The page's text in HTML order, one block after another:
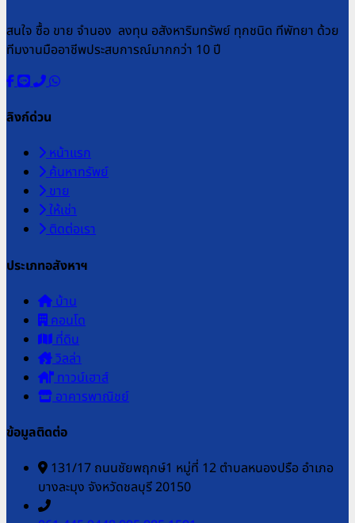
สนใจ ซื้อ ขาย จำนอง ลงทุน อสังหาริมทรัพย์ ทุกชนิด ทีพัทยา ด้วย
ทีมงานมืออาชีพประสบการณ์มากกว่า 10 ปี
ลิงก์ด่วน
หน้าแรก
ค้นหาทรัพย์
ขาย
ให้เช่า
ติดต่อเรา
ประเภทอสังหาฯ
บ้าน
คอนโด
ที่ดิน
วิลล่า
ทาวน์เฮาส์
อาคารพาณิชย์
ข้อมูลติดต่อ
131/17 ถนนชัยพฤกษ์1 หมู่ที่ 12 ตำบลหนองปรือ อำเภอ
บางละมุง จังหวัดชลบุรี 20150